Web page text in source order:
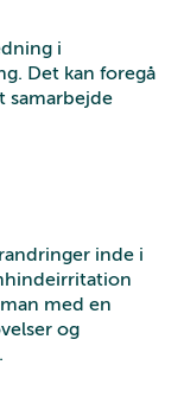
i
Det kan foregå
samarbejde
inde i
med en
og